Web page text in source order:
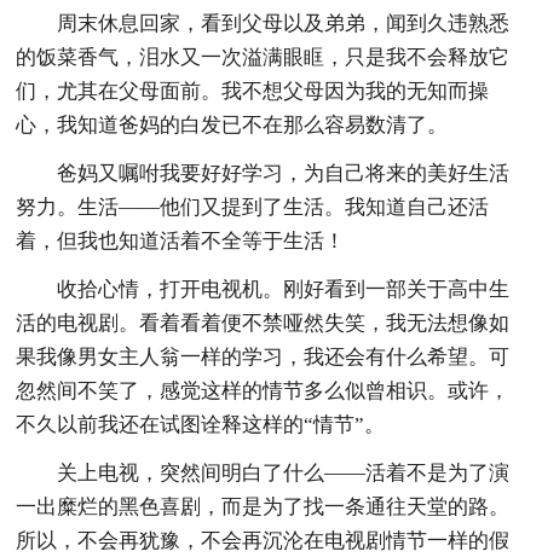
周末休息回家，看到父母以及弟弟，闻到久违熟悉
的饭菜香气，泪水又一次溢满眼眶，只是我不会释放它
们，尤其在父母面前。我不想父母因为我的无知而操
心，我知道爸妈的白发已不在那么容易数清了。
爸妈又嘱咐我要好好学习，为自己将来的美好生活
努力。生活――他们又提到了生活。我知道自己还活
着，但我也知道活着不全等于生活！
收拾心情，打开电视机。刚好看到一部关于高中生
活的电视剧。看着看着便不禁哑然失笑，我无法想像如
果我像男女主人翁一样的学习，我还会有什么希望。可
忽然间不笑了，感觉这样的情节多么似曾相识。或许，
不久以前我还在试图诠释这样的“情节”。
关上电视，突然间明白了什么――活着不是为了演
一出糜烂的黑色喜剧，而是为了找一条通往天堂的路。
所以，不会再犹豫，不会再沉沦在电视剧情节一样的假